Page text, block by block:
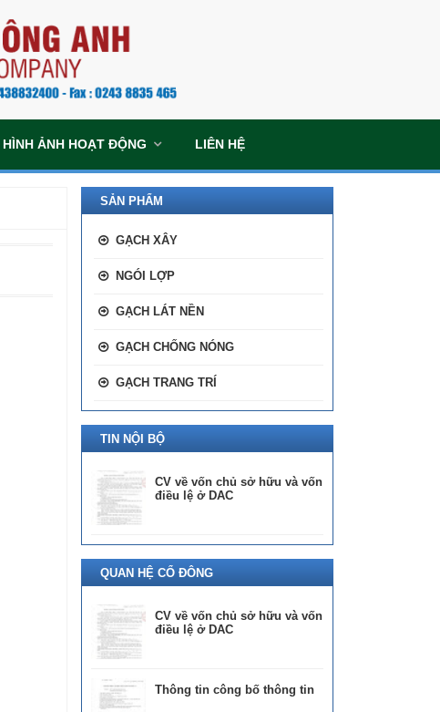
HÌNH ẢNH HOẠT ĐỘNG LIÊN HỆ
SẢN PHẨM
GẠCH XÂY
NGÓI LỢP
GẠCH LÁT NỀN
GẠCH CHỐNG NÓNG
GẠCH TRANG TRÍ
TIN NỘI BỘ
CV về vốn chủ sở hữu và vốn
điều lệ ở DAC
QUAN HỆ CỔ ĐÔNG
CV về vốn chủ sở hữu và vốn
điều lệ ở DAC
Thông tin công bố thông tin